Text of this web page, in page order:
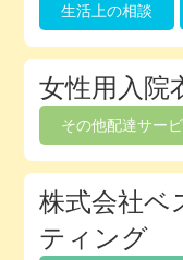
生活上の相談
女性用入院
その他配達サー
株式会社ベ
ティング